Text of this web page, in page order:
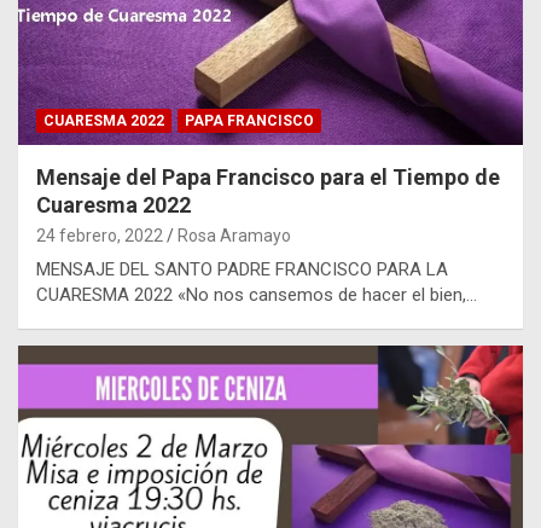
CUARESMA 2022 PAPA FRANCISCO
Mensaje del Papa Francisco para el Tiempo de
Cuaresma 2022
24 febrero, 2022 Rosa Aramayo
MENSAJE DEL SANTO PADRE FRANCISCO PARA LA
CUARESMA 2022 «No nos cansemos de hacer el bien,…